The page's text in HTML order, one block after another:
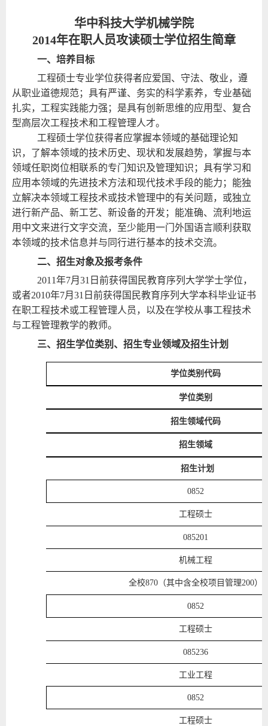
华中科技大学机械学院
2014年在职人员攻读硕士学位招生简章
一、培养目标
工程硕士专业学位获得者应爱国、守法、敬业，遵
从职业道德规范；具有严谨、务实的科学素养，专业基础
扎实，工程实践能力强；是具有创新思维的应用型、复合
型高层次工程技术和工程管理人才。
工程硕士学位获得者应掌握本领域的基础理论知
识，了解本领域的技术历史、现状和发展趋势，掌握与本
领域任职岗位相联系的专门知识及管理知识；具有学习和
应用本领域的先进技术方法和现代技术手段的能力；能独
立解决本领域工程技术或技术管理中的有关问题，或独立
进行新产品、新工艺、新设备的开发；能准确、流利地运
用中文来进行文字交流，至少能用一门外国语言顺利获取
本领域的技术信息并与同行进行基本的技术交流。
二、招生对象及报考条件
2011年7月 31 日前获得国民教育序列大学学士学位，
或者2010年7月 31 日前获得国民教育序列大学本科毕业证书
在职工程技术或工程管理人员，以及在学校从事工程技术
与工程管理教学的教师。
三、招生学位类别、招生专业领域及招生计划
学位类别代码
学位类别
招生领域代码
招生领域
招生计划
0852
工程硕士
085201
机械工程
全校870（其中含全校项目管理200）
0852
工程硕士
085236
工业工程
0852
工程硕士